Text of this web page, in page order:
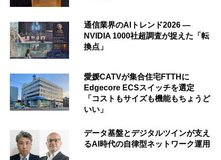
通信業界のAIトレンド2026 ―
NVIDIA 1000社超調査が捉えた「転
換点」
愛媛CATVが集合住宅FTTHに
Edgecore ECSスイッチを選定
「コストもサイズも機能もちょうど
いい」
データ基盤とデジタルツインが支え
るAI時代の自律型ネットワーク運用